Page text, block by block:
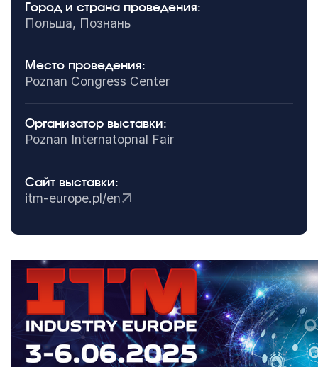
Город и страна проведения:
Польша, Познань
Место проведения:
Poznan Congress Center
Организатор выставки:
Poznan Internatopnal Fair
Сайт выставки:
itm-europe.pl/en